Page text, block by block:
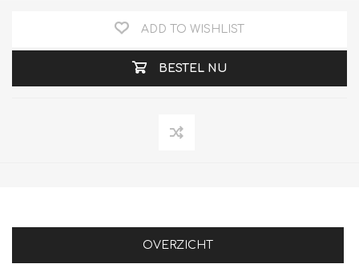
ADD TO WISHLIST
BESTEL NU
OVERZICHT